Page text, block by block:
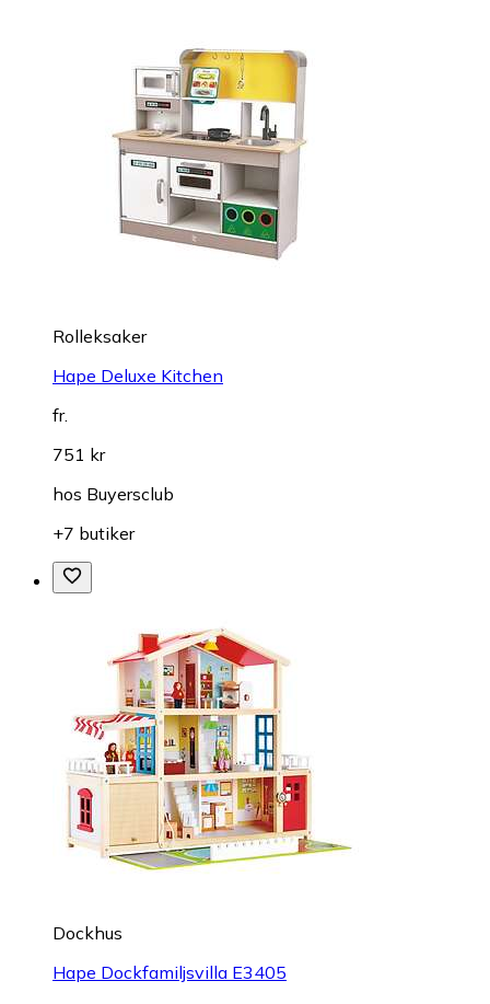
Rolleksaker
Hape Deluxe Kitchen
fr.
751 kr
hos Buyersclub
+7 butiker
Dockhus
Hape Dockfamiljsvilla E3405